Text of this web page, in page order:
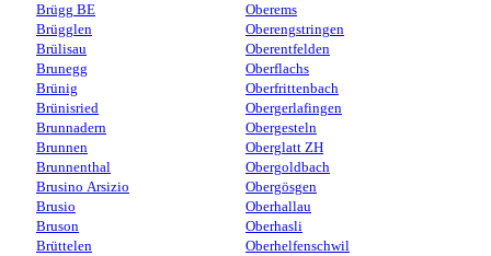
Brügg BE
Brügglen
Brülisau
Brunegg
Brünig
Brünisried
Brunnadern
Brunnen
Brunnenthal
Brusino Arsizio
Brusio
Bruson
Brüttelen
Oberems
Oberengstringen
Oberentfelden
Oberflachs
Oberfrittenbach
Obergerlafingen
Obergesteln
Oberglatt ZH
Obergoldbach
Obergösgen
Oberhallau
Oberhasli
Oberhelfenschwil